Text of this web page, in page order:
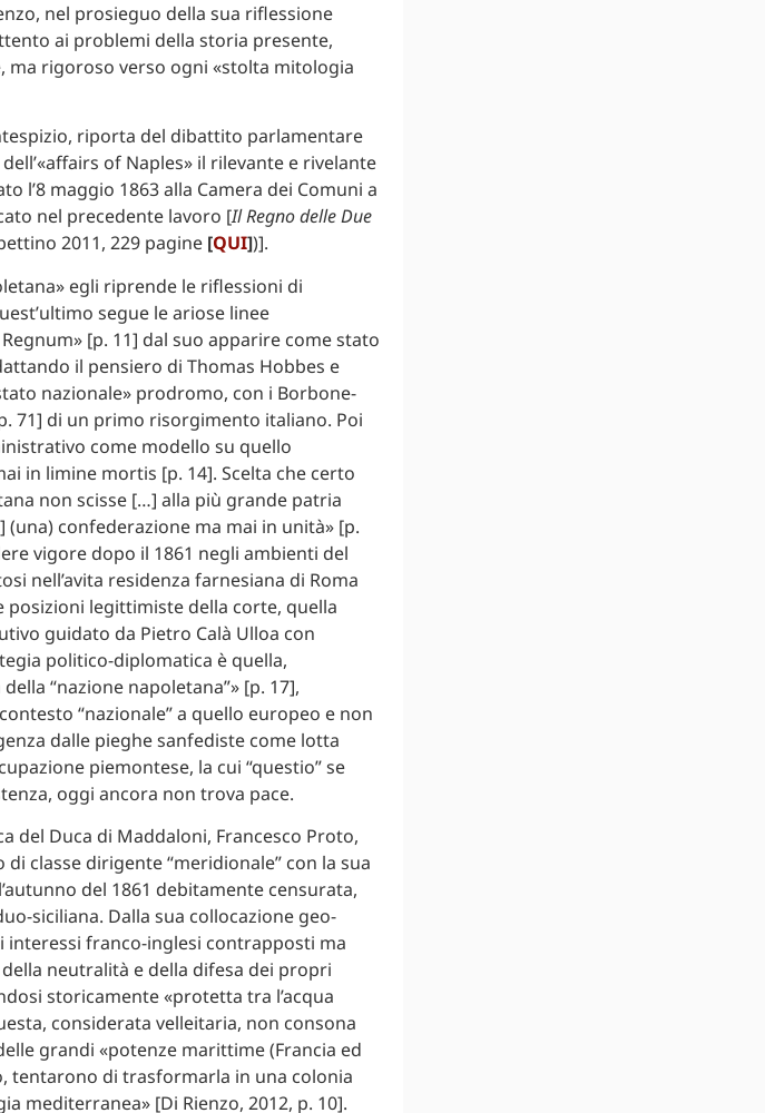
nel prosieguo della sua riflessione
ai problemi della storia presente,
rigoroso verso ogni «stolta mitologia
riporta del dibattito parlamentare
of Naples» il rilevante e rivelante
l’8 maggio 1863 alla Camera dei Comuni a
nel precedente lavoro [Il Regno delle Due
2011, 229 pagine [QUI])].
egli riprende le riflessioni di
segue le ariose linee
[p. 11] dal suo apparire come stato
il pensiero di Thomas Hobbes e
nazionale» prodromo, con i Borbone-
71] di un primo risorgimento italiano. Poi
come modello su quello
in limine mortis [p. 14]. Scelta che certo
non scisse […] alla più grande patria
confederazione ma mai in unità» [p.
vigore dopo il 1861 negli ambienti del
nell’avita residenza farnesiana di Roma
posizioni legittimiste della corte, quella
guidato da Pietro Calà Ulloa con
politico-diplomatica è quella,
“nazione napoletana”» [p. 17],
“nazionale” a quello europeo e non
dalle pieghe sanfediste come lotta
piemontese, la cui “questio” se
oggi ancora non trova pace.
del Duca di Maddaloni, Francesco Proto,
classe dirigente “meridionale” con la sua
del 1861 debitamente censurata,
siciliana. Dalla sua collocazione geo-
franco-inglesi contrapposti ma
neutralità e della difesa dei propri
storicamente «protetta tra l’acqua
considerata velleitaria, non consona
grandi «potenze marittime (Francia ed
tentarono di trasformarla in una colonia
mediterranea» [Di Rienzo, 2012, p. 10].